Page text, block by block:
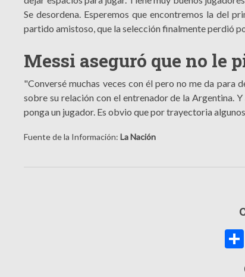
Se desordena. Esperemos que encontremos la del
partido amistoso, que la selección finalmente perdió
Messi aseguró que no le
"Conversé muchas veces con él pero no me da para
sobre su relación con el entrenador de la Argentina.
ponga un jugador. Es obvio que por trayectoria
Fuente de la Información:La Nación